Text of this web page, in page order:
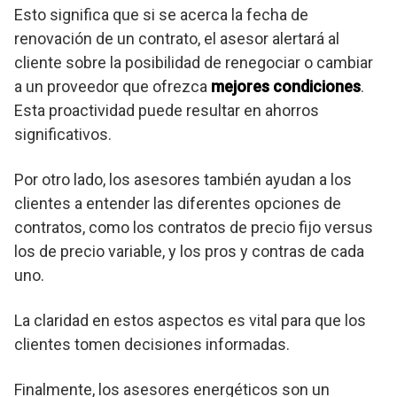
Esto significa que si se acerca la fecha de
renovación de un contrato, el asesor alertará al
cliente sobre la posibilidad de renegociar o cambiar
a un proveedor que ofrezca mejores condiciones.
Esta proactividad puede resultar en ahorros
significativos.
Por otro lado, los asesores también ayudan a los
clientes a entender las diferentes opciones de
contratos, como los contratos de precio fijo versus
los de precio variable, y los pros y contras de cada
uno.
La claridad en estos aspectos es vital para que los
clientes tomen decisiones informadas.
Finalmente, los asesores energéticos son un